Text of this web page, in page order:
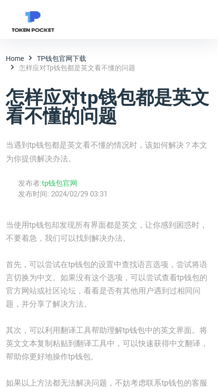
Home
TP钱包官网下载
怎样应对tp钱包都是英文看不懂的问题
怎样应对tp钱包都是英文
看不懂的问题
当遇到tp钱包都是英文看不懂的情况时，该如何解决？本文
为你提供解决办法。
发布者:tp钱包官网
发布时间: 2024/02/29 03:31
当使用tp钱包却发现所有界面都是英文，让你感到困惑时，
不要着急，我们可以找到解决办法。
首先，可以尝试在tp钱包的设置中查找语言选项，尝试将语
言切换为中文。如果没有这个选项，可以尝试查看tp钱包的
官方网站或社区论坛，看看是否有其他用户遇到过相同问
题，并分享了解决方法。
其次，可以利用翻译工具帮助理解tp钱包中的英文界面。将
英文文本复制粘贴到翻译工具中，可以快速获得中文翻译，
帮助你更好地操作tp钱包。
如果以上方法都无法解决问题，不妨考虑联系tp钱包的客服